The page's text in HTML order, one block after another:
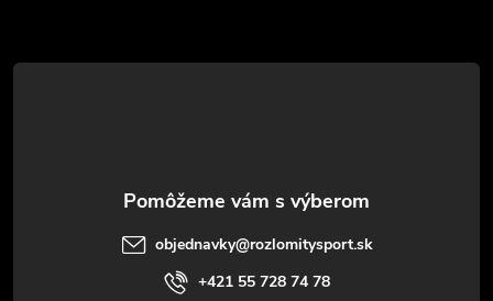
t
objednavky@rozlomitysport.sk
+421 55 728 74 78